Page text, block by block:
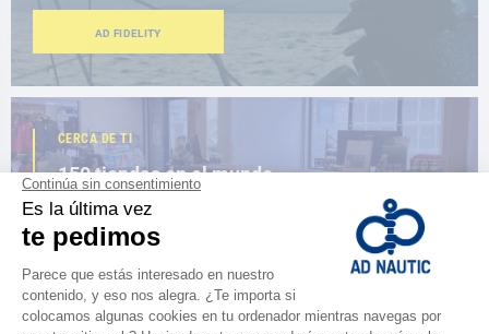
AD FIDELITY
CERCA DE TI
150 tiendas en el mundo,
la fuerza de una red
ENCUENTRA UNA TIENDA